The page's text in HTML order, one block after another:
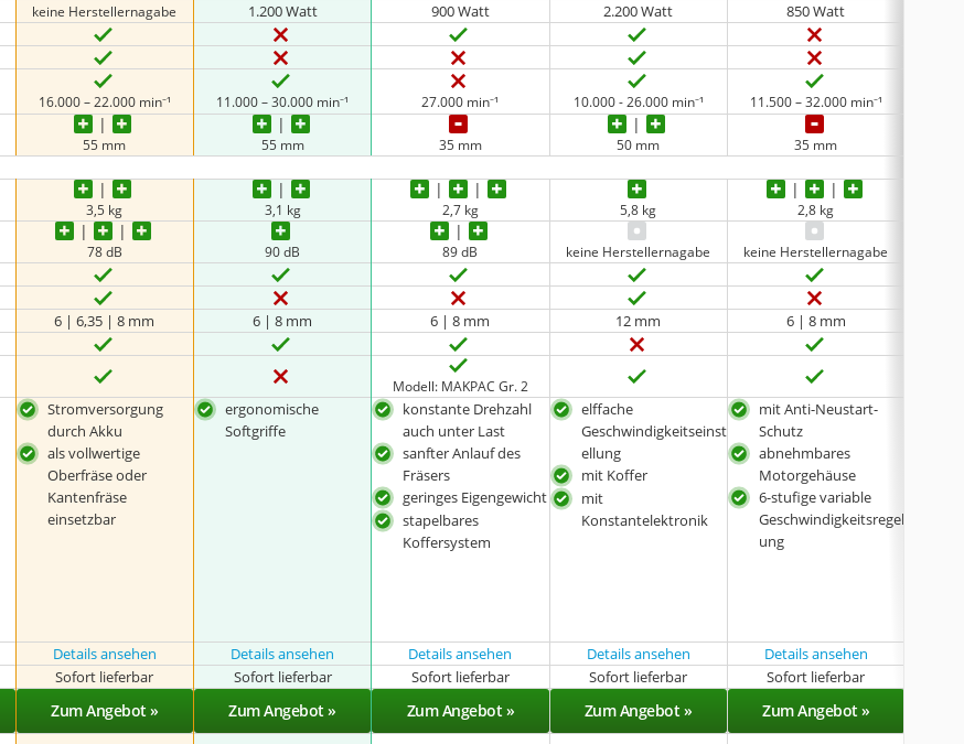
keine Herstellernagabe 1.200 Watt 900 Watt 2.200 Watt
850 Watt
16.000 – 22.000 min⁻¹ 11.000 – 30.000 min⁻¹ 27.000 min⁻¹ 10.000 - 26.000 min⁻¹ 11.500 – 32.000 min⁻¹
55 mm 55 mm 35 mm 50 mm 35 mm
3,5 kg 3,1 kg 2,7 kg 5,8 kg 2,8 kg
78 dB 90 dB 89 dB keine Herstellernagabe keine Herstellernagabe
6 | 6,35 | 8 mm 6 | 8 mm 6 | 8 mm 12 mm 6 | 8 mm
Modell: MAKPAC Gr. 2
Stromversorgung
durch Akku
als vollwertige
Oberfräse oder
Kantenfräse
einsetzbar
ergonomische
Softgriffe
konstante Drehzahl
auch unter Last
sanfter Anlauf des
Fräsers
geringes Eigengewicht
stapelbares
Koffersystem
elffache
Geschwindigkeitseinst
ellung
mit Koffer
mit
Konstantelektronik
mit Anti-Neustart-
Schutz
abnehmbares
Motorgehäuse
6-stufige variable
Geschwindigkeitsregel
ung
Details ansehen Details ansehen Details ansehen Details ansehen Details ansehen
Sofort lieferbar Sofort lieferbar Sofort lieferbar Sofort lieferbar Sofort lieferbar
Zum Angebot » Zum Angebot » Zum Angebot » Zum Angebot » Zum Angebot »